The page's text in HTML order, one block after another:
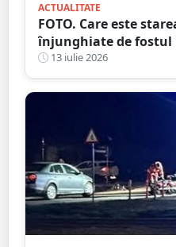
ACTUALITATE
FOTO. Care este
înjunghiate de fostul
femeii, luați în
13 iulie 2026